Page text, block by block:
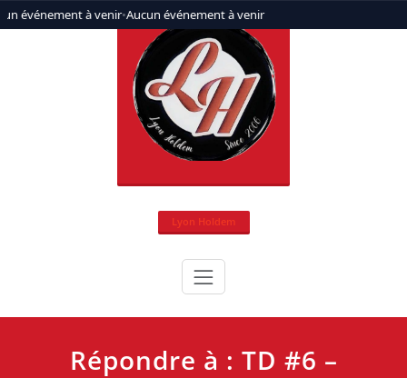
événement à venir•Aucun événement à venir
Aller
au
Lyon Holdem
Répondre à : TD #6 –